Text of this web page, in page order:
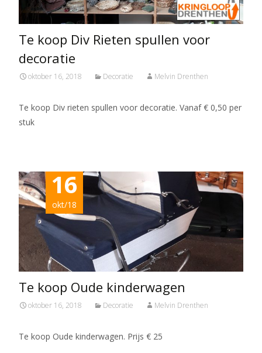
Te koop Div Rieten spullen voor
decoratie
oktober 16, 2018 Decoratie Melvin Drenthen
Te koop Div rieten spullen voor decoratie. Vanaf € 0,50 per
stuk
16
okt/18
Te koop Oude kinderwagen
oktober 16, 2018 Decoratie Melvin Drenthen
Te koop Oude kinderwagen. Prijs € 25